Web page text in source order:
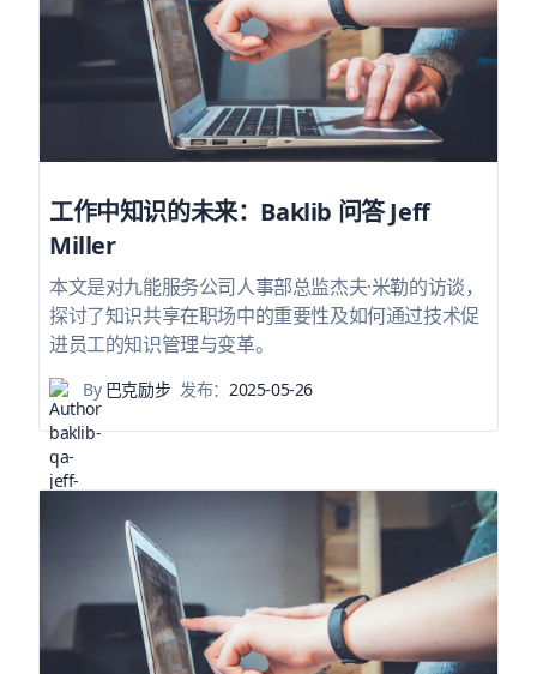
工作中知识的未来：Baklib 问答 Jeff
Miller
本文是对九能服务公司人事部总监杰夫·米勒的访谈，
探讨了知识共享在职场中的重要性及如何通过技术促
进员工的知识管理与变革。
By巴克励步 发布：2025-05-26